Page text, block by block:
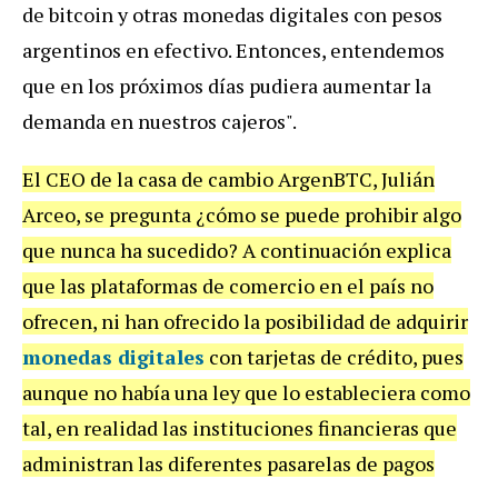
de bitcoin y otras monedas digitales con pesos
argentinos en efectivo. Entonces, entendemos
que en los próximos días pudiera aumentar la
demanda en nuestros cajeros".
El CEO de la casa de cambio ArgenBTC, Julián
Arceo, se pregunta ¿cómo se puede prohibir algo
que nunca ha sucedido? A continuación explica
que las plataformas de comercio en el país no
ofrecen, ni han ofrecido la posibilidad de adquirir
monedas digitales con tarjetas de crédito, pues
aunque no había una ley que lo estableciera como
tal, en realidad las instituciones financieras que
administran las diferentes pasarelas de pagos